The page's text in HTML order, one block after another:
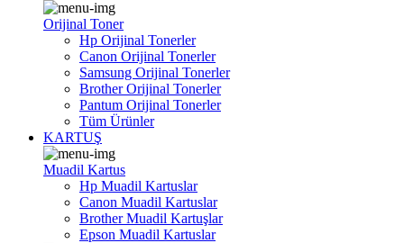
Orijinal Toner
Hp Orijinal Tonerler
Canon Orijinal Tonerler
Samsung Orijinal Tonerler
Brother Orijinal Tonerler
Pantum Orijinal Tonerler
Tüm Ürünler
KARTUŞ
Muadil Kartus
Hp Muadil Kartuslar
Canon Muadil Kartuslar
Brother Muadil Kartuşlar
Epson Muadil Kartuslar